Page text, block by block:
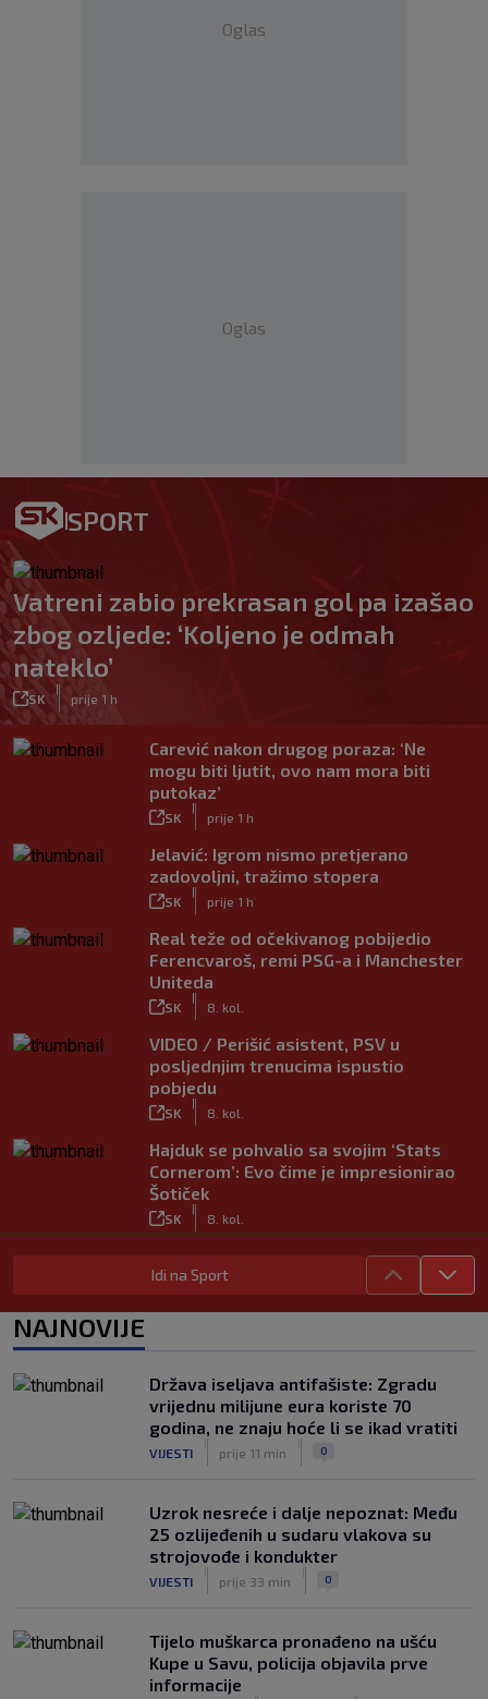
Oglas
Oglas
SPORT
Vatreni zabio prekrasan gol pa izašao
zbog ozljede: ‘Koljeno je odmah
nateklo’
SK prije 1 h
Carević nakon drugog poraza: ‘Ne
mogu biti ljutit, ovo nam mora biti
putokaz’
SK prije 1 h
Jelavić: Igrom nismo pretjerano
zadovoljni, tražimo stopera
SK prije 1 h
Real teže od očekivanog pobijedio
Ferencvaroš, remi PSG-a i Manchester
Uniteda
SK 8. kol.
VIDEO / Perišić asistent, PSV u
posljednjim trenucima ispustio
pobjedu
SK 8. kol.
Hajduk se pohvalio sa svojim ‘Stats
Cornerom’: Evo čime je impresionirao
Šotiček
SK 8. kol.
Vlašić strijelac za Torino; ova gesta sve
govori o njegovom statusu
SK 8. kol.
VIDEO / Potez kakav se rijetko viđa:
Kada pomoć nije stigla, na rukama je
iznio suigrača u bolovima
Idi na Sport
NAJNOVIJE
Država iseljava antifašiste: Zgradu
vrijednu milijune eura koriste 70
godina, ne znaju hoće li se ikad vratiti
VIJESTI prije 11 min 0
Uzrok nesreće i dalje nepoznat: Među
25 ozlijeđenih u sudaru vlakova su
strojovođe i kondukter
VIJESTI prije 33 min 0
Tijelo muškarca pronađeno na ušću
Kupe u Savu, policija objavila prve
informacije